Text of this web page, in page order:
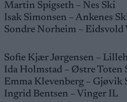
Martin Spigseth – Nes Ski
Isak Simonsen – Ankenes
Sondre Norheim –
Sofie Kjær Jørgensen –
Ida Holmstad – Østre Toten
Emma Klevenberg – Gjøvik
Ingrid Bentsen – Vinger IL